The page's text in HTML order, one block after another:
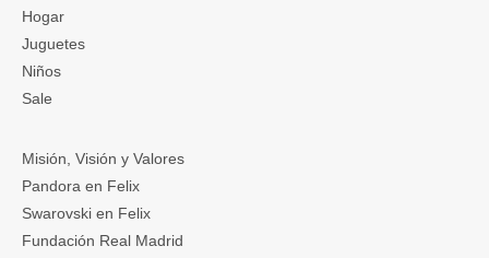
Hogar
Juguetes
Niños
Sale
Misión, Visión y Valores
Pandora en Felix
Swarovski en Felix
Fundación Real Madrid